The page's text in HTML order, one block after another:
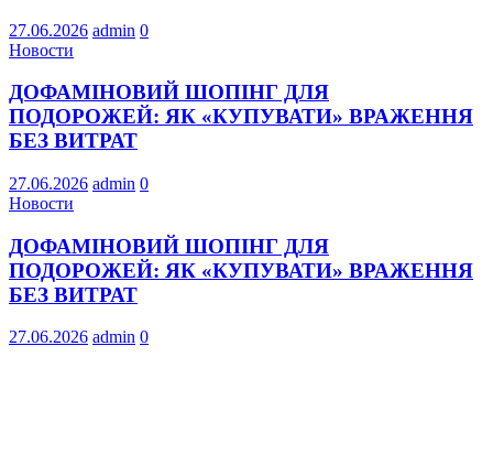
27.06.2026 admin 0
Новости
ДОФАМІНОВИЙ ШОПІНГ ДЛЯ
ПОДОРОЖЕЙ: ЯК «КУПУВАТИ» ВРАЖЕННЯ
БЕЗ ВИТРАТ
27.06.2026 admin 0
Новости
ДОФАМІНОВИЙ ШОПІНГ ДЛЯ
ПОДОРОЖЕЙ: ЯК «КУПУВАТИ» ВРАЖЕННЯ
БЕЗ ВИТРАТ
27.06.2026 admin 0